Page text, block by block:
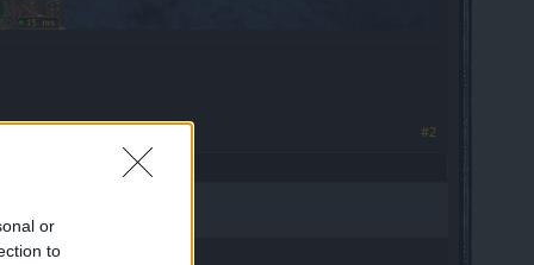
or
to
#2